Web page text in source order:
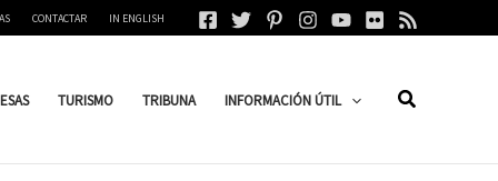
CONTACTAR IN ENGLISH
TURISMO TRIBUNA INFORMACIÓN ÚTIL